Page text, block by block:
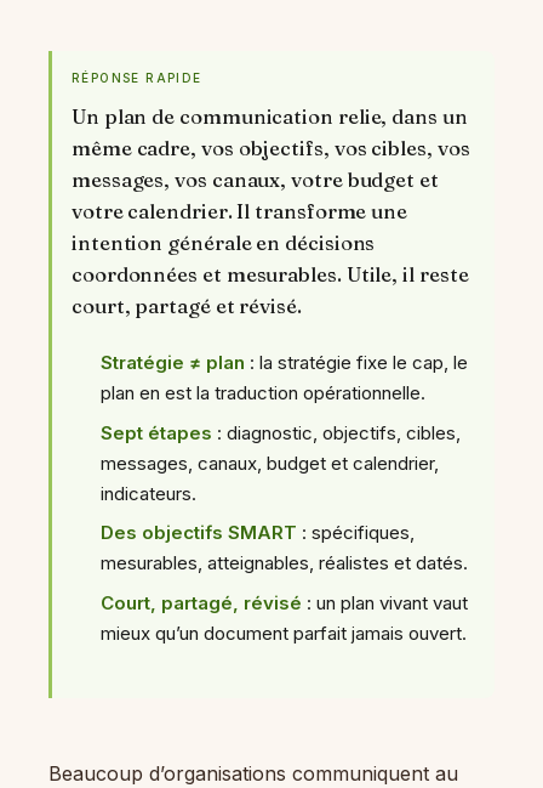
RÉPONSE RAPIDE
Un plan de communication relie, dans un
même cadre, vos objectifs, vos cibles, vos
messages, vos canaux, votre budget et
votre calendrier. Il transforme une
intention générale en décisions
coordonnées et mesurables. Utile, il reste
court, partagé et révisé.
Stratégie ≠ plan : la stratégie fixe le cap, le
plan en est la traduction opérationnelle.
Sept étapes : diagnostic, objectifs, cibles,
messages, canaux, budget et calendrier,
indicateurs.
Des objectifs SMART : spécifiques,
mesurables, atteignables, réalistes et datés.
Court, partagé, révisé : un plan vivant vaut
mieux qu’un document parfait jamais ouvert.
Beaucoup d’organisations communiquent au